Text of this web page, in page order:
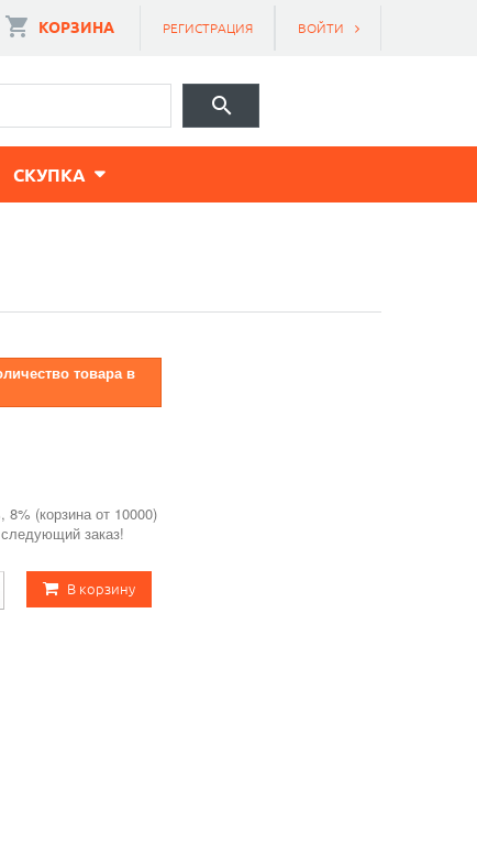
ВОЙТИ
РЕГИСТРАЦИЯ
КОРЗИНА
CКУПКА
товара в
8% (корзина от 10000)
заказ!
В корзину